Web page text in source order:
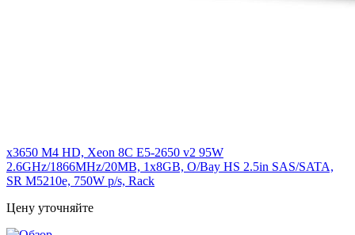
x3650 M4 HD, Xeon 8C E5-2650 v2 95W
2.6GHz/1866MHz/20MB, 1x8GB, O/Bay HS 2.5in SAS/SATA,
SR M5210e, 750W p/s, Rack
Цену уточняйте